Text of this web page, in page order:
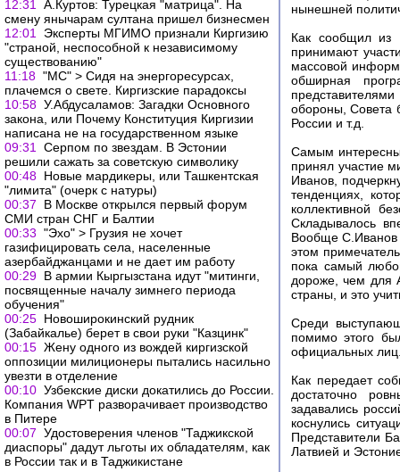
12:31
А.Куртов: Турецкая "матрица". На
смену янычарам султана пришел бизнесмен
12:01
Эксперты МГИМО признали Киргизию
"страной, неспособной к независимому
существованию"
11:18 "МС" > Сидя на энергоресурсах,
плачемся о свете. Киргизские парадоксы
10:58 У.Абдусаламов: Загадки Основного
закона, или Почему Конституция Киргизии
написана не на государственном языке
09:31
Серпом по звездам. В Эстонии
решили сажать за советскую символику
00:48 Новые мардикеры, или Ташкентская
"лимита" (очерк с натуры)
00:37
В Москве открылся первый форум
СМИ стран СНГ и Балтии
00:33 "Эхо" > Грузия не хочет
газифицировать села, населенные
азербайджанцами и не дает им работу
00:29 В армии Кыргызстана идут "митинги,
посвященные началу зимнего периода
обучения"
00:25 Новоширокинский рудник
(Забайкалье) берет в свои руки "Казцинк"
00:15 Жену одного из вождей киргизской
оппозиции милиционеры пытались насильно
увезти в отделение
00:10 Узбекские диски докатились до России.
Компания WPT разворачивает производство
в Питере
00:07 Удостоверения членов "Таджикской
диаспоры" дадут льготы их обладателям, как
в России так и в Таджикистане
нынешней
Как сообщил из
принимают
массовой
обширная
обороны, Совета
России и т.д.
Самым
принял участие
Иванов,
тенденциях,
коллективной
Складывалось
Вообще С.Иванов
этом
пока самый
дороже, чем для
страны, и это
Среди
помимо этого
официальных
Как передает
достаточно
задавались
коснулись
Представители
Латвией и